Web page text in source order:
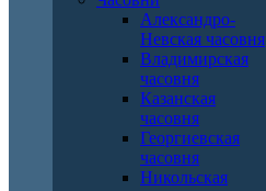
Александро-
Невская часовня
Владимирская
часовня
Казанская
часовня
Георгиевская
часовня
Никольская